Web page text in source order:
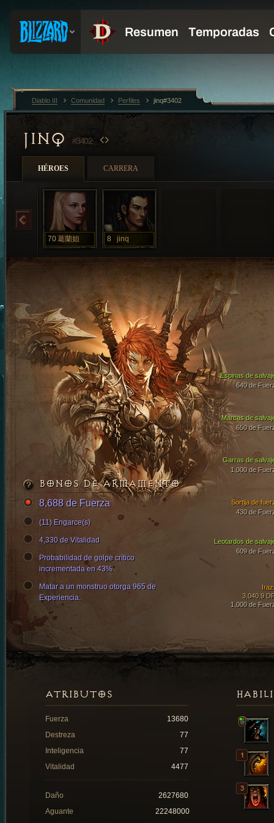
JINQ #3402
HÉROES CARRERA
70葛蘭妲 8 jinq
Marcas de
650 de
Garras de
1,000 de
Espinas de
640 de
Leotardos de
609 de
3,040.9
1,000 de
Sortija de
430 de
BONOS DE ARMAMENTO
8,688 de Fuerza
(11) Engarce(s)
4,330 de Vitalidad
Probabilidad de golpe crítico
incrementada en 43%.
Matar a un monstruo otorga 965 de
Experiencia.
ATRIBUTOS
Fuerza
13680
Destreza
77
Inteligencia
77
Vitalidad
4477
Daño
2627680
Aguante
22248000
Diablo III Comunidad Perfiles jinq#3402